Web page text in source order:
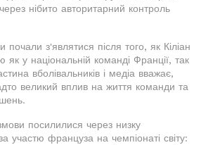
нібито авторитарний контроль
почали з'являтися після того, як Кіліан
як у національній команді Франції, так
вболівальників і медіа вважає,
великий вплив на життя команди та
посилилися через низку
участю француза на чемпіонаті світу: